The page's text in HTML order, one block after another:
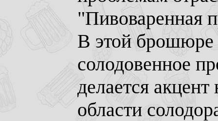
"Пивоваренная
В этой брошюре
солодовенное
делается
области